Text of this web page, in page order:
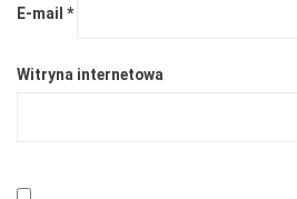
E-mail *
Witryna internetowa